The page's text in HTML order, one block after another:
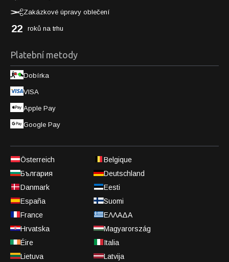
Zakázkové úpravy oblečení
22 roků na trhu
Platební metody
Dobírka
VISA
Apple Pay
Google Pay
Österreich
Belgique
България
Deutschland
Danmark
Eesti
España
Suomi
France
ΕΛΛΑΔΑ
Hrvatska
Magyarország
Éire
Italia
Lietuva
Latvija